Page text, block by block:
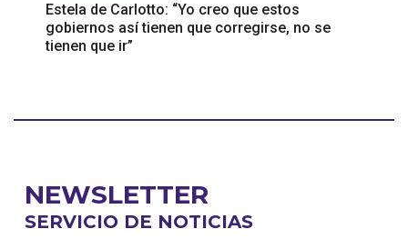
Estela de Carlotto: “Yo creo que estos
gobiernos así tienen que corregirse, no se
tienen que ir”
NEWSLETTER
SERVICIO DE NOTICIAS